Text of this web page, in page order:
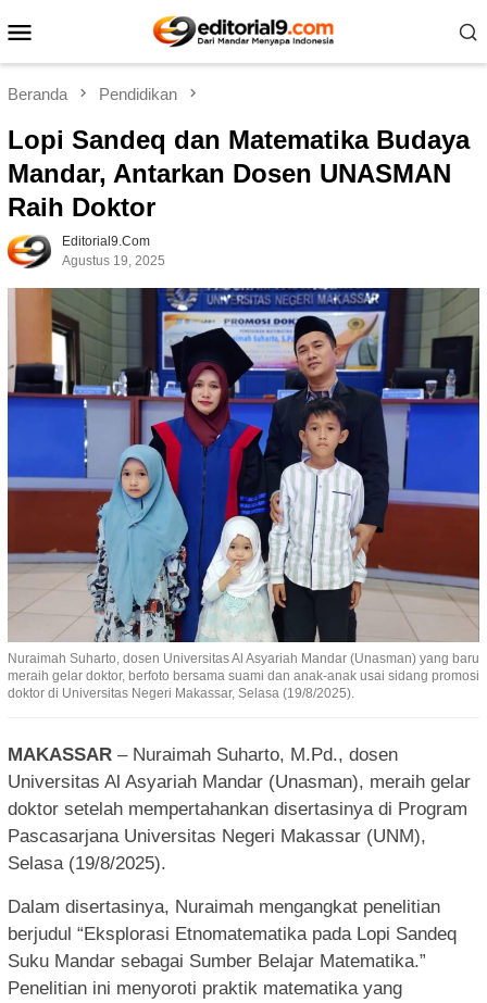
ke
Mobile
Beranda Pendidikan
Lopi Sandeq dan Matematika Budaya
Mandar, Antarkan Dosen UNASMAN
Raih Doktor
Editorial9.com
Agustus 19, 2025
Nuraimah Suharto, dosen Universitas Al Asyariah Mandar (Unasman) yang baru
meraih gelar doktor, berfoto bersama suami dan anak-anak usai sidang promosi
doktor di Universitas Negeri Makassar, Selasa (19/8/2025).
MAKASSAR – Nuraimah Suharto, M.Pd., dosen
Universitas Al Asyariah Mandar (Unasman), meraih gelar
doktor setelah mempertahankan disertasinya di Program
Pascasarjana Universitas Negeri Makassar (UNM),
Selasa (19/8/2025).
Dalam disertasinya, Nuraimah mengangkat penelitian
berjudul “Eksplorasi Etnomatematika pada Lopi Sandeq
Suku Mandar sebagai Sumber Belajar Matematika.”
Penelitian ini menyoroti praktik matematika yang